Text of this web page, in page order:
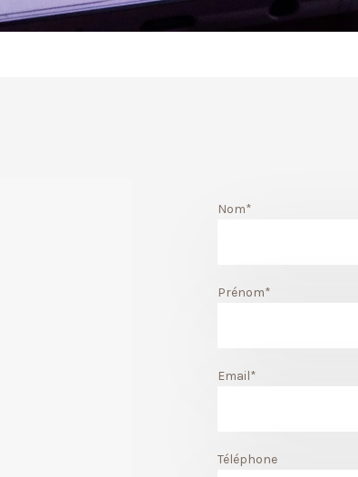
Nom*
Prénom*
Email*
Téléphone